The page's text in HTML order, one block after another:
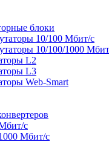
блоки
10/100 Мбит/с
10/100/1000
L2
L3
Web-Smart
с
Мбит/c